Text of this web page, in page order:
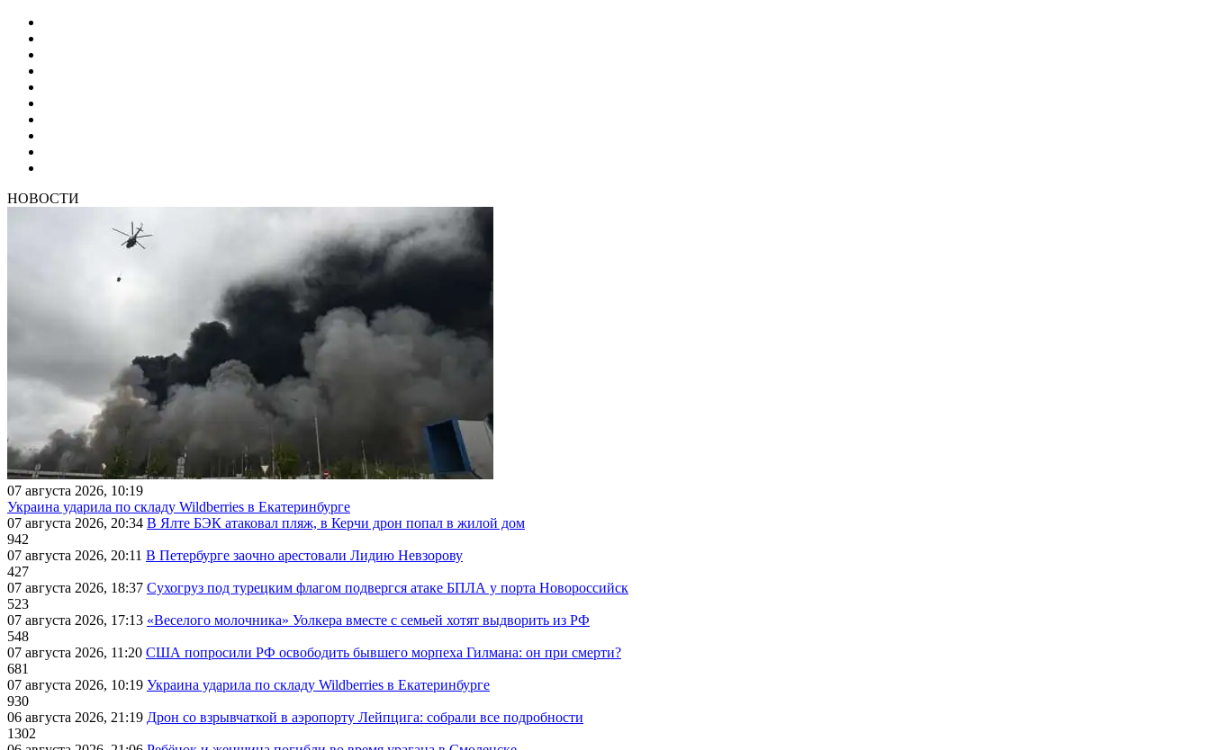
НОВОСТИ
07 августа 2026, 10:19
Украина ударила по складу Wildberries в Екатеринбурге
07 августа 2026, 20:34 В Ялте БЭК атаковал пляж, в Керчи дрон попал в жилой дом
942
07 августа 2026, 20:11 В Петербурге заочно арестовали Лидию Невзорову
427
07 августа 2026, 18:37 Сухогруз под турецким флагом подвергся атаке БПЛА у порта Новороссийск
523
07 августа 2026, 17:13 «Веселого молочника» Уолкера вместе с семьей хотят выдворить из РФ
548
07 августа 2026, 11:20 США попросили РФ освободить бывшего морпеха Гилмана: он при смерти?
681
07 августа 2026, 10:19 Украина ударила по складу Wildberries в Екатеринбурге
930
06 августа 2026, 21:19 Дрон со взрывчаткой в аэропорту Лейпцига: собрали все подробности
1302